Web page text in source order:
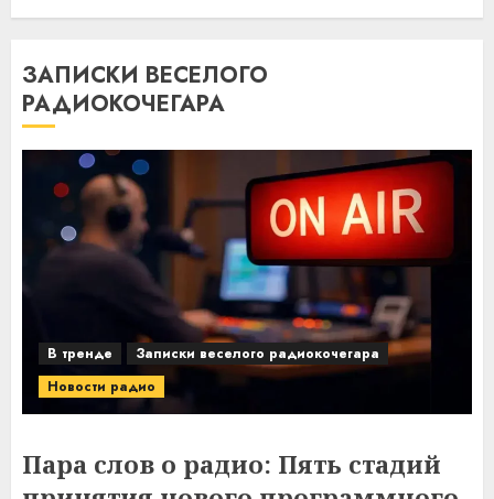
ЗАПИСКИ ВЕСЕЛОГО
РАДИОКОЧЕГАРА
В тренде
Записки веселого радиокочегара
Новости радио
Пара слов о радио: Пять стадий